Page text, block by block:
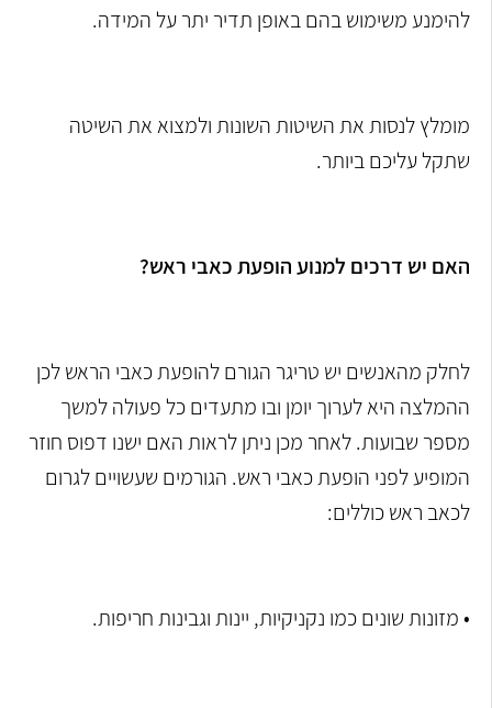
להימנע משימוש בהם באופן תדיר יתר על המידה.
מומלץ לנסות את השיטות השונות ולמצוא את השיטה
שתקל עליכם ביותר.
האם יש דרכים למנוע הופעת כאבי ראש?
לחלק מהאנשים יש טריגר הגורם להופעת כאבי הראש לכן
ההמלצה היא לערוך יומן ובו מתעדים כל פעולה למשך
מספר שבועות. לאחר מכן ניתן לראות האם ישנו דפוס חוזר
המופיע לפני הופעת כאבי ראש. הגורמים שעשויים לגרום
לכאב ראש כוללים:
• מזונות שונים כמו נקניקיות, יינות וגבינות חריפות.